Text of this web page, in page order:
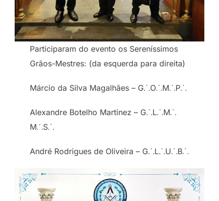
Participaram do evento os Sereníssimos
Grãos-Mestres: (da esquerda para direita)
Márcio da Silva Magalhães – G⸫O⸫M⸫P⸫
Alexandre Botelho Martinez – G⸫L⸫M⸫
M⸫S⸫
André Rodrigues de Oliveira – G⸫L⸫U⸫B⸫